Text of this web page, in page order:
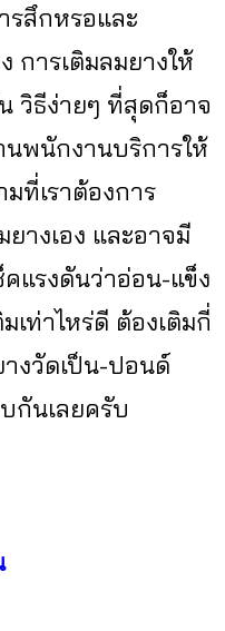
รสึกหรอและ
การเติมลมยางให้
น วิธีง่ายๆ ที่สุดก็อาจ
นพนักงานบริการให้
ที่เราต้องการ
ยางเอง และอาจมี
คแรงดันว่าอ่อน-แข็ง
เท่าไหร่ดี ต้องเติมกี่
งวัดเป็น-ปอนด์
กันเลยครับ